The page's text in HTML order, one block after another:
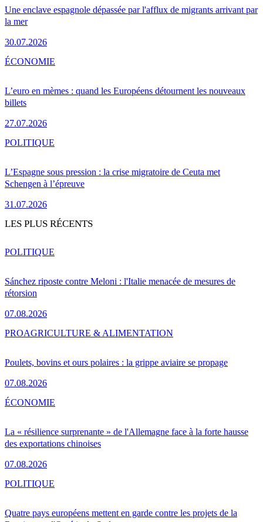
Une enclave espagnole dépassée par l'afflux de migrants arrivant par
la mer
30.07.2026
L’euro en mèmes : quand les Européens détournent les nouveaux
billets
27.07.2026
ÉCONOMIE
L’Espagne sous pression : la crise migratoire de Ceuta met
Schengen à l’épreuve
31.07.2026
POLITIQUE
LES PLUS RÉCENTS
Sánchez riposte contre Meloni : l'Italie menacée de mesures de
rétorsion
07.08.2026
POLITIQUE
Poulets, bovins et ours polaires : la grippe aviaire se propage
07.08.2026
PROAGRICULTURE & ALIMENTATION
La « résilience surprenante » de l'Allemagne face à la forte hausse
des exportations chinoises
07.08.2026
ÉCONOMIE
Quatre pays européens mettent en garde contre les projets de la
POLITIQUE